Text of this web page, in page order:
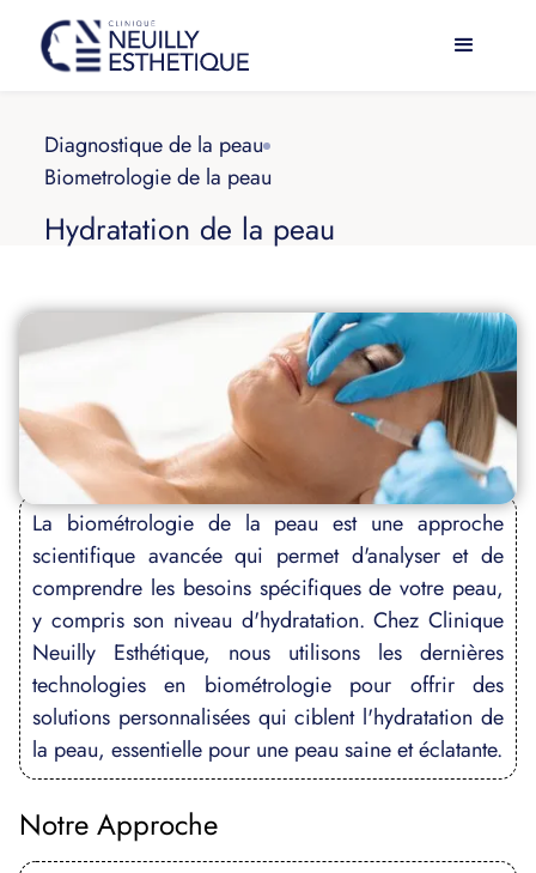
Diagnostique de la peau
Biometrologie de la peau
Hydratation de la peau
La biométrologie de la peau est une approche
scientifique avancée qui permet d'analyser et de
comprendre les besoins spécifiques de votre peau,
y compris son niveau d'hydratation. Chez Clinique
Neuilly Esthétique, nous utilisons les dernières
technologies en biométrologie pour offrir des
solutions personnalisées qui ciblent l'hydratation de
la peau, essentielle pour une peau saine et éclatante.
Notre Approche